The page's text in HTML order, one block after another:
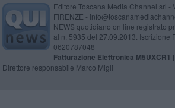
Editore Toscana Media Channel srl -
FIRENZE -
NEWS quotidiano on line registrato
al n. 5935 del 27.09.2013. Iscrizione
0620787048
Fatturazione Elettronica M5UXCR1 |
Direttore responsabile Marco Migli